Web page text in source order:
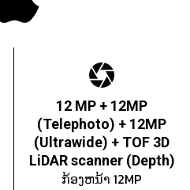
12 MP + 12MP
(Telephoto) + 12MP
(Ultrawide) + TOF 3D
LiDAR scanner (Depth)
ກ້ອງຫນ້າ 12MP